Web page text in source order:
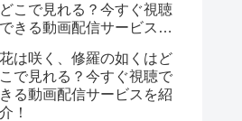
どこで見れる？今すぐ視聴
できる動画配信サービスを
花は咲く、修羅の如くはど
こで見れる？今すぐ視聴で
きる動画配信サービスを紹
介！